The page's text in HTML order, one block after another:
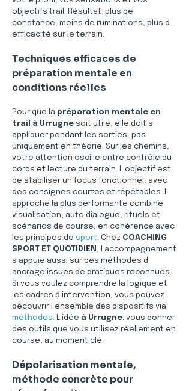
objectifs trail. Résultat: plus de
constance, moins de ruminations, plus d
efficacité sur le terrain.
Techniques efficaces de
préparation mentale en
conditions réelles
Pour que la préparation mentale en
trail à Urrugne soit utile, elle doit s
appliquer pendant les sorties, pas
uniquement en théorie. Sur les chemins,
votre attention oscille entre contrôle du
corps et lecture du terrain. L objectif est
de stabiliser un focus fonctionnel, avec
des consignes courtes et répétables. L
approche la plus performante combine
visualisation, auto dialogue, rituels et
scénarios de course, en cohérence avec
les principes de sport. Chez COACHING
SPORT ET QUOTIDIEN , l accompagnement
s appuie aussi sur des méthodes d
ancrage issues de pratiques reconnues.
Si vous voulez comprendre la logique et
les cadres d intervention, vous pouvez
découvrir l ensemble des dispositifs via
méthodes. L idée à Urrugne: vous donner
des outils que vous utilisez réellement en
course, au moment clé.
Dépolarisation mentale,
méthode concrète pour